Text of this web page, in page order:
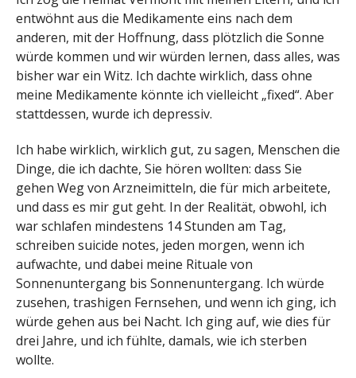
entwöhnt aus die Medikamente eins nach dem
anderen, mit der Hoffnung, dass plötzlich die Sonne
würde kommen und wir würden lernen, dass alles, was
bisher war ein Witz. Ich dachte wirklich, dass ohne
meine Medikamente könnte ich vielleicht „fixed“. Aber
stattdessen, wurde ich depressiv.
Ich habe wirklich, wirklich gut, zu sagen, Menschen die
Dinge, die ich dachte, Sie hören wollten: dass Sie
gehen Weg von Arzneimitteln, die für mich arbeitete,
und dass es mir gut geht. In der Realität, obwohl, ich
war schlafen mindestens 14 Stunden am Tag,
schreiben suicide notes, jeden morgen, wenn ich
aufwachte, und dabei meine Rituale von
Sonnenuntergang bis Sonnenuntergang. Ich würde
zusehen, trashigen Fernsehen, und wenn ich ging, ich
würde gehen aus bei Nacht. Ich ging auf, wie dies für
drei Jahre, und ich fühlte, damals, wie ich sterben
wollte.